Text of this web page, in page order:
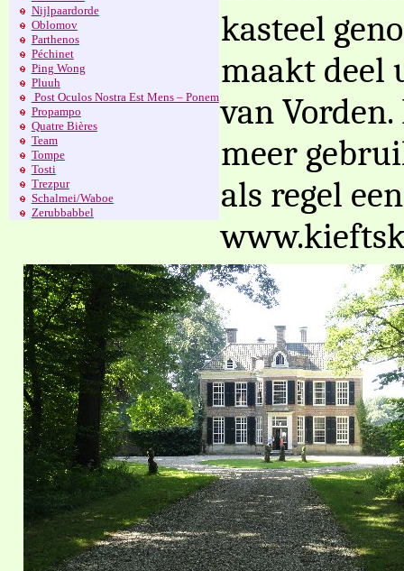
Nijlpaardorde
Oblomov
Parthenos
Péchinet
Ping Wong
Pluuh
Post Oculos Nostra Est Mens – Ponem
Propampo
Quatre Bières
Team
Tompe
Tosti
Trezpur
Schalmei/Waboe
Zerubbabbel
kasteel
maakt deel
van
meer
als regel